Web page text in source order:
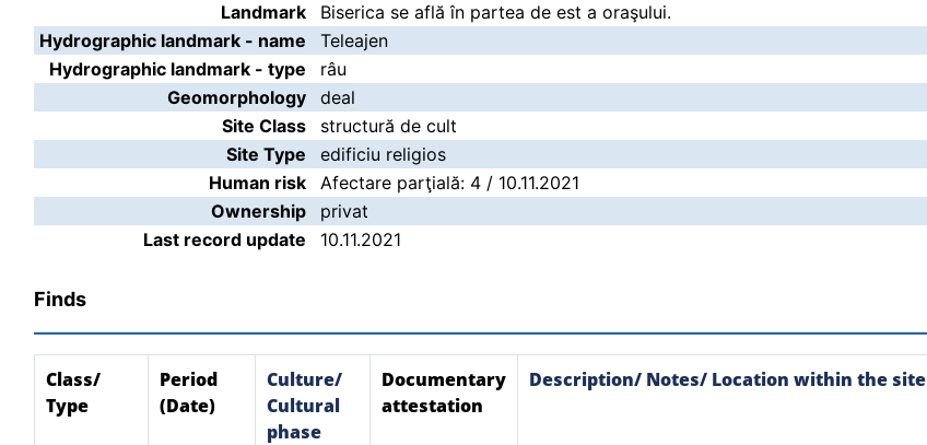
Landmark
Biserica se află în partea de est a oraşului.
Hydrographic landmark - name
Teleajen
Hydrographic landmark - type
râu
Geomorphology
deal
Site Class
structură de cult
Site Type
edificiu religios
Human risk
Afectare parţială: 4 / 10.11.2021
Ownership
privat
Last record update
10.11.2021
Finds
Class/
Type
Period
(Date)
Culture/
Cultural
phase
Documentary
attestation
Description/ Notes/ Location within the site